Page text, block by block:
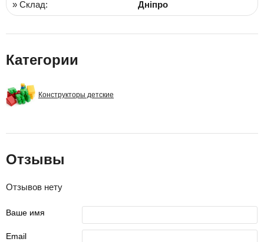
» Склад: Дніпро
Категории
Конструкторы детские
Отзывы
Отзывов нету
Ваше имя
Email